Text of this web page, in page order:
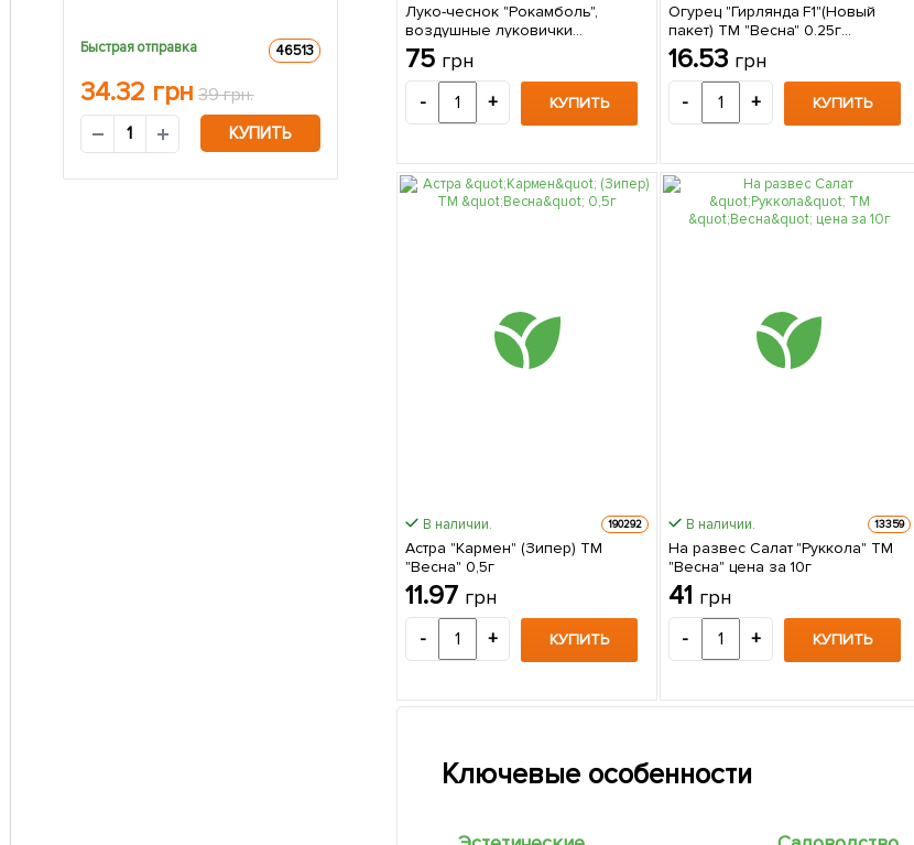
Быстрая отправка 46513
34.32 грн 39 грн.
КУПИТЬ
Луко-чеснок "Рокамболь",
воздушные луковички
(бульбочки) 10шт
75 грн
- + КУПИТЬ
Огурец "Гирлянда F1"(Новый
пакет) ТМ "Весна" 0.25г
(самоопыляемый)
16.53 грн
- + КУПИТЬ
В наличии. 190292
Астра "Кармен" (Зипер) ТМ
"Весна" 0,5г
11.97 грн
- + КУПИТЬ
В наличии. 13359
На развес Салат "Руккола" ТМ
"Весна" цена за 10г
41 грн
- + КУПИТЬ
Ключевые особенности